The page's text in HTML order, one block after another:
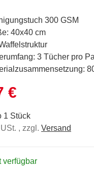
300 GSM
40x40 cm
3 Tücher pro
€
1 Stück
, zzgl. Versand
verfügbar